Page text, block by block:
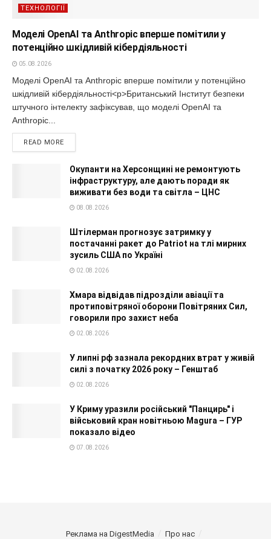
ТЕХНОЛОГІЇ
Моделі OpenAI та Anthropic вперше помітили у
потенційно шкідливій кібердіяльності
05.08.2026
Моделі OpenAI та Anthropic вперше помітили у потенційно
шкідливій кібердіяльності<p>Британський Інститут безпеки
штучного інтелекту зафіксував, що моделі OpenAI та
Anthropic...
READ MORE
Окупанти на Херсонщині не ремонтують
інфраструктуру, але дають поради як
виживати без води та світла – ЦНС
08.08.2026
Штілерман прогнозує затримку у
постачанні ракет до Patriot на тлі мирних
зусиль США по Україні
02.08.2026
Хмара відвідав підрозділи авіації та
протиповітряної оборони Повітряних Сил,
говорили про захист неба
02.08.2026
У липні рф зазнала рекордних втрат у живій
силі з початку 2026 року – Генштаб
02.08.2026
У Криму уразили російський "Панцирь" і
військовий кран новітньою Magura – ГУР
показало відео
07.08.2026
Реклама на DigestMedia
Про нас